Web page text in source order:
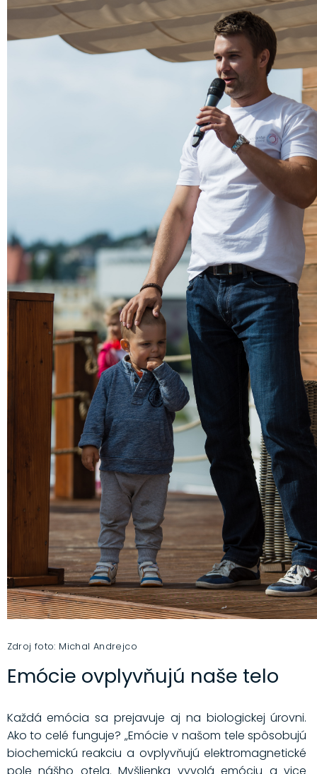
Zdroj foto: Michal Andrejco
Emócie ovplyvňujú naše telo
Každá emócia sa prejavuje aj na biologickej úrovni.
Ako to celé funguje? „Emócie v našom tele spôsobujú
biochemickú reakciu a ovplyvňujú elektromagnetické